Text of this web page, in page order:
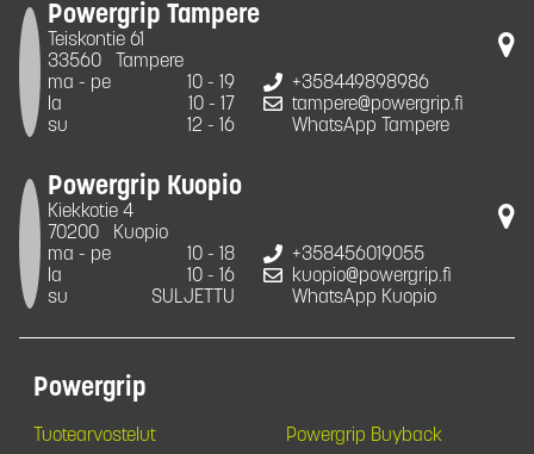
Powergrip Tampere
Teiskontie 61
33560
Tampere
ma - pe
10 - 19
la
10 - 17
su
12 - 16
+358449898986
tampere@powergrip.fi
WhatsApp Tampere
Powergrip Kuopio
Kiekkotie 4
70200
Kuopio
ma - pe
10 - 18
la
10 - 16
su
SULJETTU
+358456019055
kuopio@powergrip.fi
WhatsApp Kuopio
Powergrip
Tuotearvostelut Powergrip Buyback